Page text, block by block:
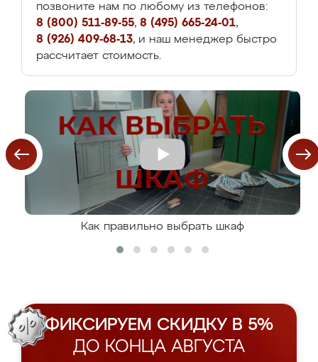
позвоните нам по любому из телефонов:
8 (800) 511-89-55, 8 (495) 665-24-01,
8 (926) 409-68-13, и наш менеджер быстро
рассчитает стоимость.
Как правильно выбрать шкаф
ФИКСИРУЕМ СКИДКУ В 5%
ДО КОНЦА АВГУСТА